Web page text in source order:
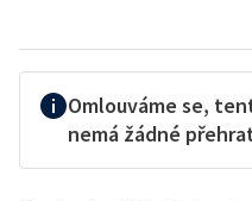
Omlouváme se,
nemá žádné